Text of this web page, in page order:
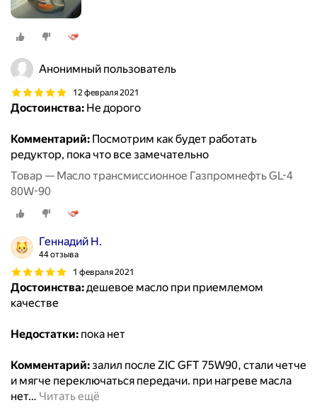
Анонимный пользователь
12 февраля 2021
Достоинства: Не дорого
Комментарий: Посмотрим как будет работать
редуктор, пока что все замечательно
Товар — Масло трансмиссионное Газпромнефть GL-4
80W-90
Геннадий Н.
44 отзыва
1 февраля 2021
Достоинства:дешевое масло при приемлемом
качестве
Недостатки: пока нет
Комментарий:залил после ZIC GFT 75W90, стали четче
и мягче переключаться передачи. при нагреве масла
нет… Читать ещё